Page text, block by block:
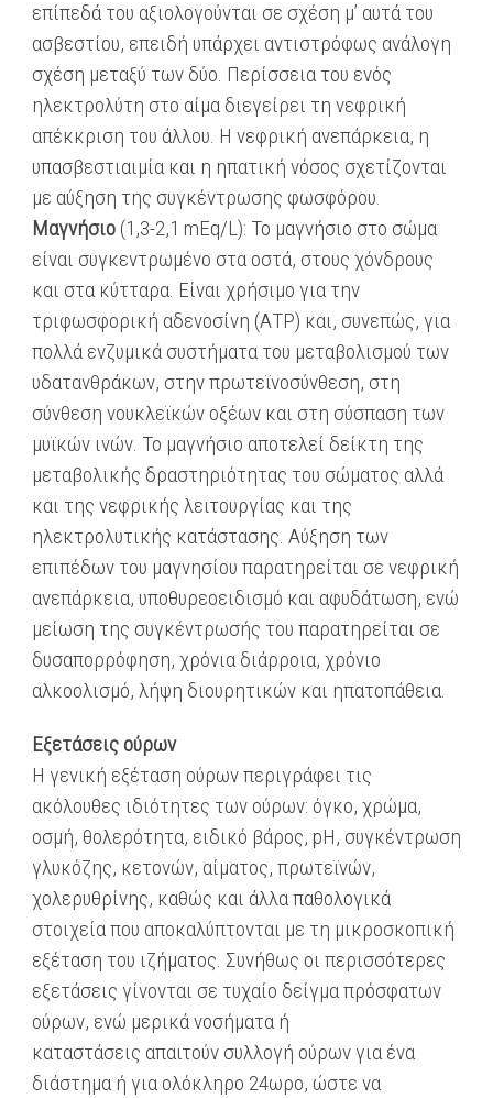
επίπεδά του αξιολογούνται σε σχέση μ’ αυτά του
ασβεστίου, επειδή υπάρχει αντιστρόφως ανάλογη
σχέση μεταξύ των δύο. Περίσσεια του ενός
ηλεκτρολύτη στο αίμα διεγείρει τη νεφρική
απέκκριση του άλλου. Η νεφρική ανεπάρκεια, η
υπασβεστιαιμία και η ηπατική νόσος σχετίζονται
με αύξηση της συγκέντρωσης φωσφόρου.
Μαγνήσιο (1,3-2,1 mΕq/L): Το μαγνήσιο στο σώμα
είναι συγκεντρωμένο στα οστά, στους χόνδρους
και στα κύτταρα. Είναι χρήσιμο για την
τριφωσφορική αδενοσίνη (ΑΤΡ) και, συνεπώς, για
πολλά ενζυμικά συστήματα του μεταβολισμού των
υδατανθράκων, στην πρωτεϊνοσύνθεση, στη
σύνθεση νουκλεϊκών οξέων και στη σύσπαση των
μυϊκών ινών. Το μαγνήσιο αποτελεί δείκτη της
μεταβολικής δραστηριότητας του σώματος αλλά
και της νεφρικής λειτουργίας και της
ηλεκτρολυτικής κατάστασης. Αύξηση των
επιπέδων του μαγνησίου παρατηρείται σε νεφρική
ανεπάρκεια, υποθυρεοειδισμό και αφυδάτωση, ενώ
μείωση της συγκέντρωσής του παρατηρείται σε
δυσαπορρόφηση, χρόνια διάρροια, χρόνιο
αλκοολισμό, λήψη διουρητικών και ηπατοπάθεια.
Εξετάσεις ούρων
Η γενική εξέταση ούρων περιγράφει τις
ακόλουθες ιδιότητες των ούρων: όγκο, χρώμα,
οσμή, θολερότητα, ειδικό βάρος, pΗ, συγκέντρωση
γλυκόζης, κετονών, αίματος, πρωτεϊνών,
χολερυθρίνης, καθώς και άλλα παθολογικά
στοιχεία που αποκαλύπτονται με τη μικροσκοπική
εξέταση του ιζήματος. Συνήθως οι περισσότερες
εξετάσεις γίνονται σε τυχαίο δείγμα πρόσφατων
ούρων, ενώ μερικά νοσήματα ή
καταστάσεις απαιτούν συλλογή ούρων για ένα
διάστημα ή για ολόκληρο 24ωρο, ώστε να